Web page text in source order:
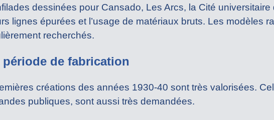
dessinées pour Cansado, Les Arcs, la Cité
lignes épurées et l’usage de matériaux bruts. Les modèles
recherchés.
période de fabrication
créations des années 1930-40 sont très valorisées.
publiques, sont aussi très demandées.